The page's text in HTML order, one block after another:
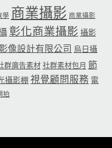
學 商業攝影 商業攝影
彰化商業攝影 攝影
像設計有限公司 烏日攝
群廣告素材 社群素材包月 節
攝影棚 視覺顧問服務 電
拍